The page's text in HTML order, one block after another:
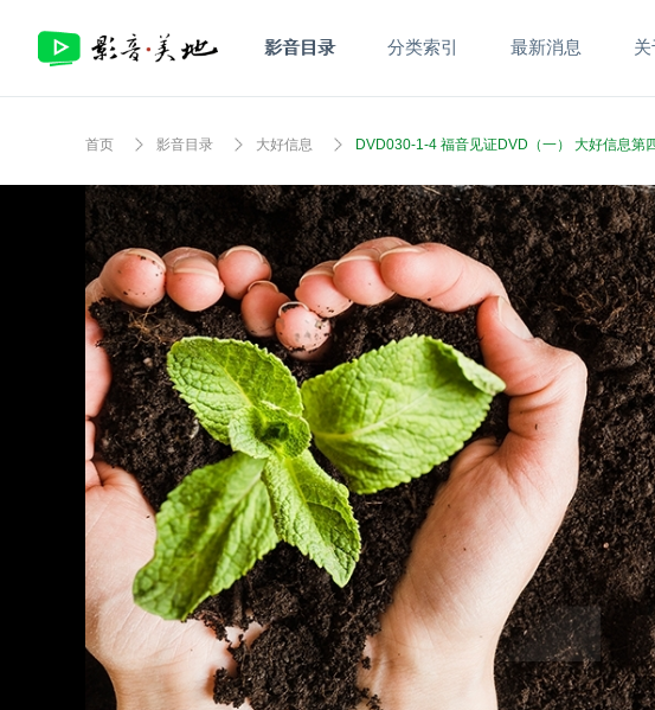
影音目录 分类索引 最新消息
首页 影音目录 大好信息 DVD030-1-4 福音见证DVD（一） 大好信息第